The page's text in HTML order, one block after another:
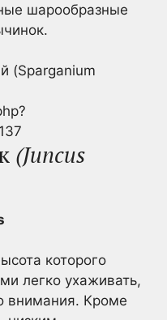
шарообразные
(Juncus
которого
легко ухаживать,
внимания. Кроме